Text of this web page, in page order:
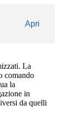
Apri
La
comando
la
in
da quelli